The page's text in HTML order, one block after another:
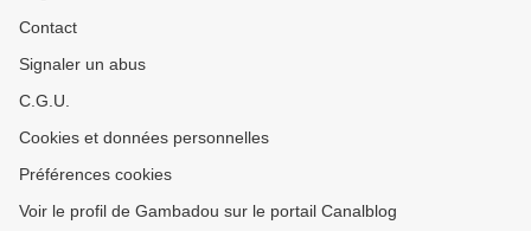
Contact
Signaler un abus
C.G.U.
Cookies et données personnelles
Préférences cookies
Voir le profil de Gambadou sur le portail Canalblog